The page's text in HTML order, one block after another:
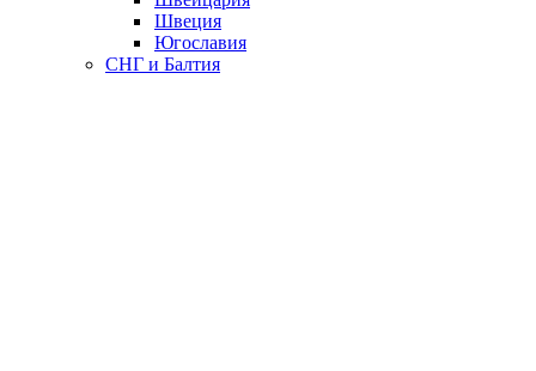
Швеция
Югославия
СНГ и Балтия